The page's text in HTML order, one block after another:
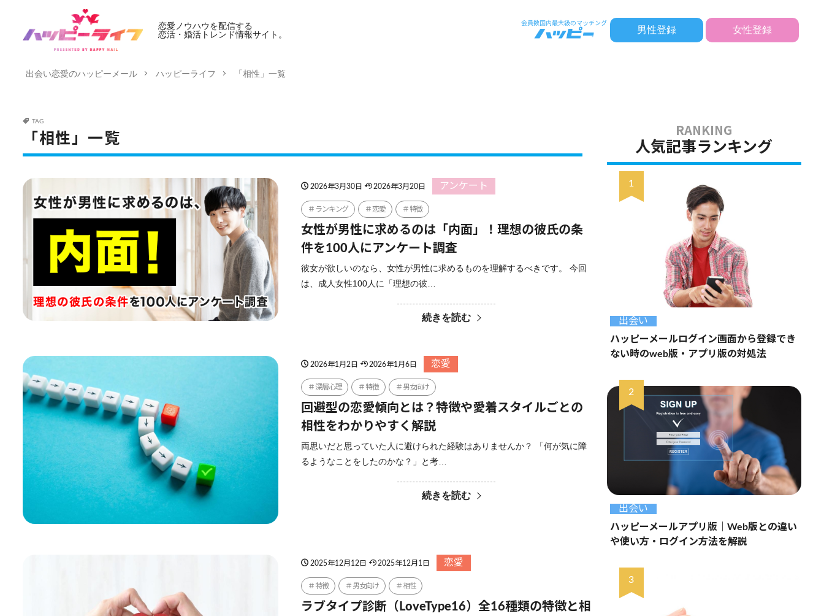
恋愛ノウハウを配信する
恋活・婚活トレンド情報サイト。
男性登録 女性登録
出会い恋愛のハッピーメール ハッピーライフ 「相性」一覧
TAG
「相性」一覧
2026年3月30日 2026年3月20日 アンケート
ランキング 恋愛 特徴
女性が男性に求めるのは「内面」！理想の彼氏の条
件を100人にアンケート調査
彼女が欲しいのなら、女性が男性に求めるものを理解するべきです。 今回
は、成人女性100人に「理想の彼…
続きを読む
2026年1月2日 2026年1月6日 恋愛
深層心理 特徴 男女向け
回避型の恋愛傾向とは？特徴や愛着スタイルごとの
相性をわかりやすく解説
両思いだと思っていた人に避けられた経験はありませんか？ 「何が気に障
るようなことをしたのかな？」と考…
続きを読む
2025年12月12日 2025年12月1日 恋愛
特徴 男女向け 相性
ラブタイプ診断（LoveType16）全16種類の特徴と相
人気記事ランキング
出会い
ハッピーメールログイン画面から登録でき
ない時のweb版・アプリ版の対処法
出会い
ハッピーメールアプリ版｜Web版との違い
や使い方・ログイン方法を解説